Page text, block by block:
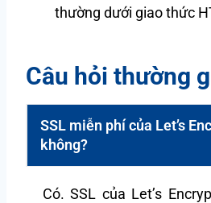
thường dưới giao thức
Câu hỏi thường
SSL miễn phí của Let’s
không?
Có. SSL của Let’s